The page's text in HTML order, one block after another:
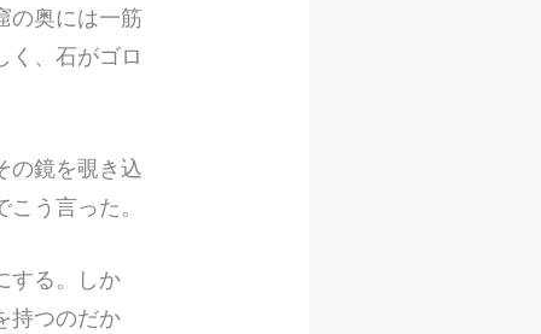
の奥には一筋
く、石がゴロ
の鏡を覗き込
う言った。
する。しか
持つのだか